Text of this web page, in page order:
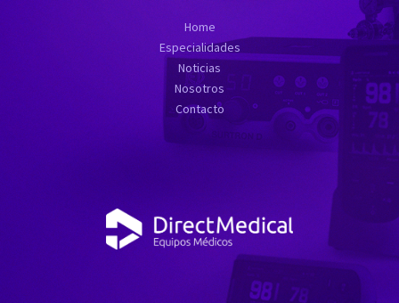
Home
Especialidades
Noticias
Nosotros
Contacto